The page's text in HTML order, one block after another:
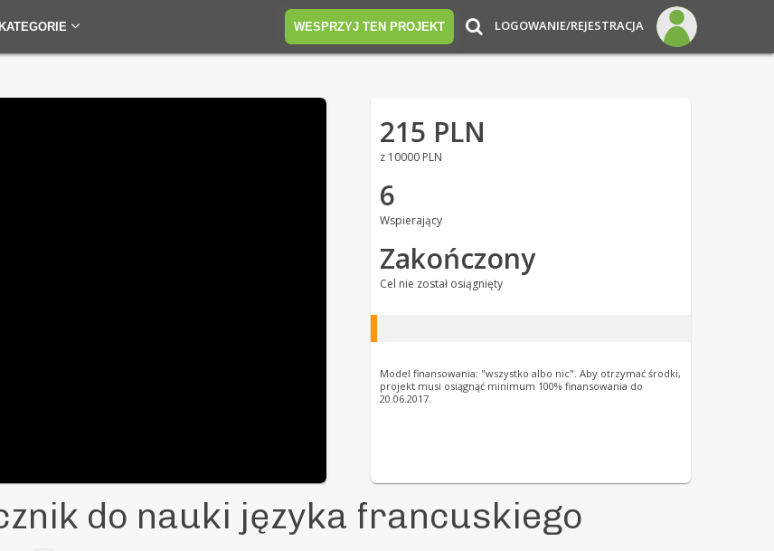
KATEGORIE WESPRZYJ TEN PROJEKT LOGOWANIE/REJESTRACJA
215 PLN
z 10000 PLN
6
Wspierający
Zakończony
Cel nie został osiągnięty
Model finansowania: "wszystko albo nic". Aby otrzymać środki,
projekt musi osiągnąć minimum 100% finansowania do
20.06.2017.
do nauki języka francuskiego